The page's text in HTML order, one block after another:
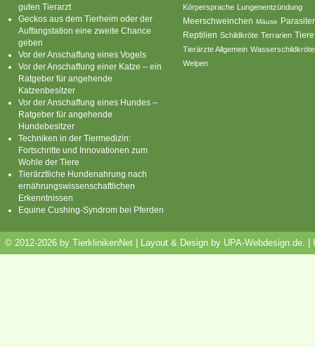
guten Tierarzt
Geckos aus dem Tierheim oder der
Auffangstation eine zweite Chance
geben
Vor der Anschaffung eines Vogels
Vor der Anschaffung einer Katze – ein
Ratgeber für angehende
Katzenbesitzer
Vor der Anschaffung eines Hundes –
Ratgeber für angehende
Hundebesitzer
Techniken in der Tiermedizin:
Fortschritte und Innovationen zum
Wohle der Tiere
Tierärztliche Hundenahrung nach
ernährungswissenschaftlichen
Erkenntnissen
Equine Cushing-Syndrom bei Pferden
Körpersprache Lungenentzündung
Meerschweinchen Mäuse
Reptilien Schildkröte Terrarien Tiere
Tierärzte Allgemein
Welpen
© 2012-2026 by TierklinikenNet | Layout & Design by UPA-Webdesign.de.